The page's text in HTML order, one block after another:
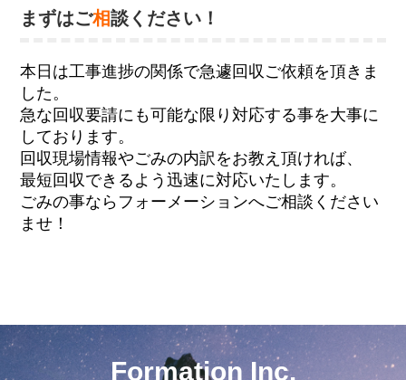
まずはご相談ください！
本日は工事進捗の関係で急遽回収ご依頼を頂きま
した。
急な回収要請にも可能な限り対応する事を大事に
しております。
回収現場情報やごみの内訳をお教え頂ければ、
最短回収できるよう迅速に対応いたします。
ごみの事ならフォーメーションへご相談ください
ませ！
Formation Inc.